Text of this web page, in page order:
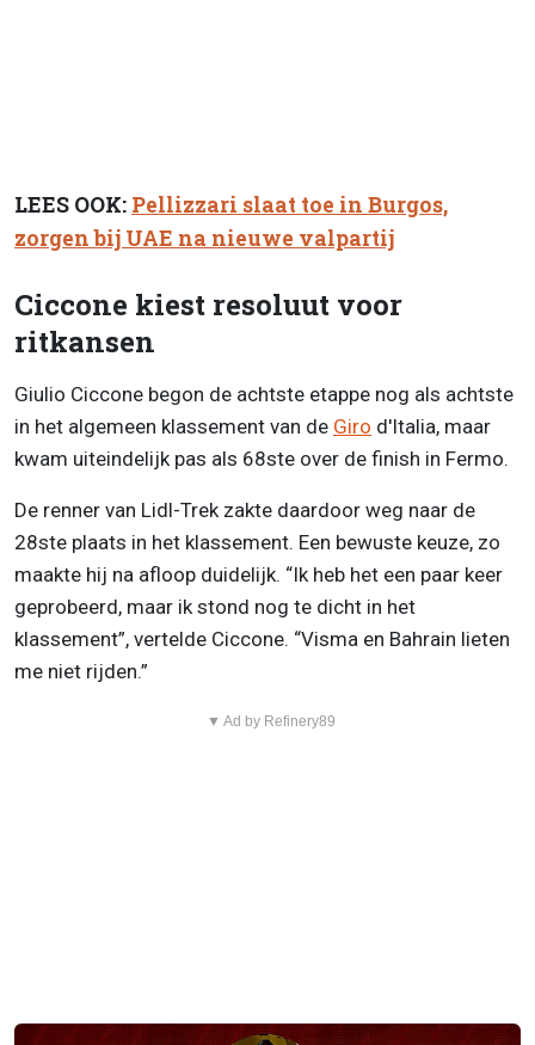
LEES OOK: Pellizzari slaat toe in Burgos,
zorgen bij UAE na nieuwe valpartij
Ciccone kiest resoluut voor
ritkansen
Giulio Ciccone begon de achtste etappe nog als achtste
in het algemeen klassement van de Giro d'Italia, maar
kwam uiteindelijk pas als 68ste over de finish in Fermo.
De renner van Lidl-Trek zakte daardoor weg naar de
28ste plaats in het klassement. Een bewuste keuze, zo
maakte hij na afloop duidelijk. “Ik heb het een paar keer
geprobeerd, maar ik stond nog te dicht in het
klassement”, vertelde Ciccone. “Visma en Bahrain lieten
me niet rijden.”
▼ Ad by Refinery89